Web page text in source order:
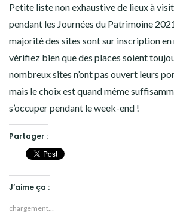
Petite liste non exhaustive de lieux à
pendant les Journées du Patrimoine
majorité des sites sont sur inscription
vérifiez bien que des places soient
nombreux sites n’ont pas ouvert leurs
mais le choix est quand même
s’occuper pendant le week-end !
Partager :
J’aime ça :
chargement…